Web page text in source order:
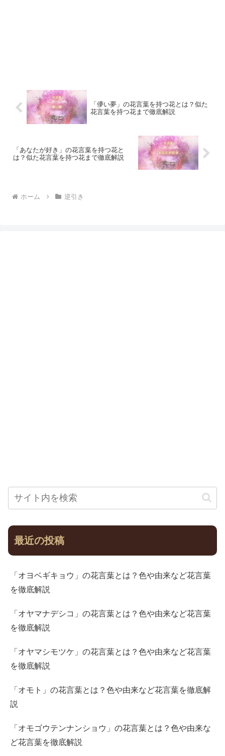
「儚い夢」の花言葉を持つ花とは？似た
花言葉を持つ花まで徹底解説
「あなたが好き」の花言葉を持つ花と
は？似た花言葉を持つ花まで徹底解説
ホーム 逆引き
最近の投稿
「オヨベギキョウ」の花言葉とは？色や由来など花言葉
を徹底解説
「オヤマナデシコ」の花言葉とは？色や由来など花言葉
を徹底解説
「オヤマシモツケ」の花言葉とは？色や由来など花言葉
を徹底解説
「オモト」の花言葉とは？色や由来など花言葉を徹底解
説
「オモゴウテンナンショウ」の花言葉とは？色や由来な
ど花言葉を徹底解説